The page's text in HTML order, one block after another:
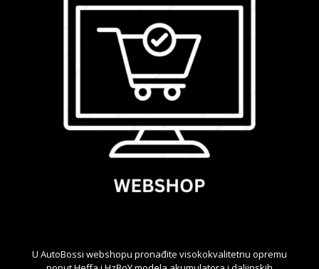
U AutoBossi webshopu pronađite visokokvalitetnu opremu